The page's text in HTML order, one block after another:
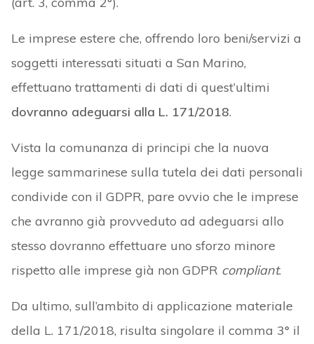
Le imprese estere che, offrendo loro beni/servizi a
soggetti interessati situati a San Marino,
effettuano trattamenti di dati di quest’ultimi
dovranno adeguarsi alla L. 171/2018.
Vista la comunanza di principi che la nuova
legge sammarinese sulla tutela dei dati personali
condivide con il GDPR, pare ovvio che le imprese
che avranno già provveduto ad adeguarsi allo
stesso dovranno effettuare uno sforzo minore
rispetto alle imprese già non GDPR compliant.
Da ultimo, sull’ambito di applicazione materiale
della L. 171/2018, risulta singolare il comma 3° il